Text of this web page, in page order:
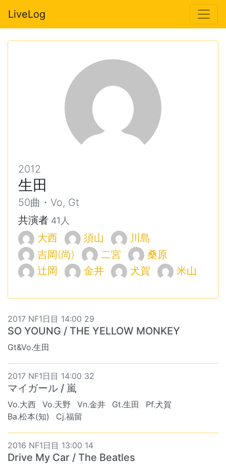
LiveLog
2012
生田
50曲・Vo, Gt
共演者 41人
大西 須山
川島
吉岡(尚)
二宮
桑原
辻岡
金井 犬賀 米山
2017 NF1日目 14:00 29
SO YOUNG / THE YELLOW MONKEY
Gt&Vo.生田
2017 NF1日目 14:00 32
マイガール / 嵐
Vo.大西 Vo.天野 Vn.金井 Gt.生田
Pf.犬賀
Ba.松本(知)
Cj.福留
2016 NF1日目 13:00 14
Drive My Car / The Beatles